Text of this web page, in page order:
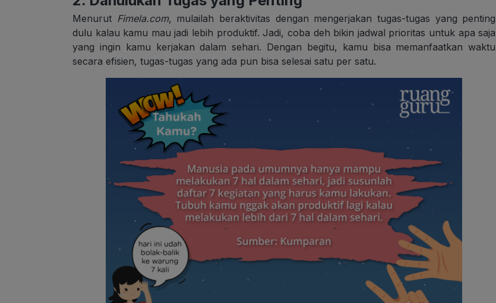
Menurut Fimela.com, mulailah beraktivitas dengan mengerjakan tugas-tugas yang penting
dulu kalau kamu mau jadi lebih produktif. Jadi, coba deh bikin jadwal prioritas untuk apa saja
yang ingin kamu kerjakan dalam sehari. Dengan begitu, kamu bisa memanfaatkan waktu
secara efisien, tugas-tugas yang ada pun bisa selesai satu per satu.